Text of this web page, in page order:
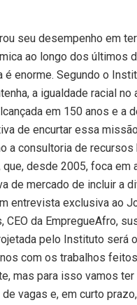
seu desempenho em
ao longo dos últimos
é enorme. Segundo o
a igualdade racial no
em 150 anos e a
de encurtar essa
a consultoria de recursos
que, desde 2005, foca em
de mercado de incluir a
entrevista exclusiva ao
CEO da EmpregueAfro,
pelo Instituto será
com os trabalhos
mas para isso vamos
vagas e, em curto